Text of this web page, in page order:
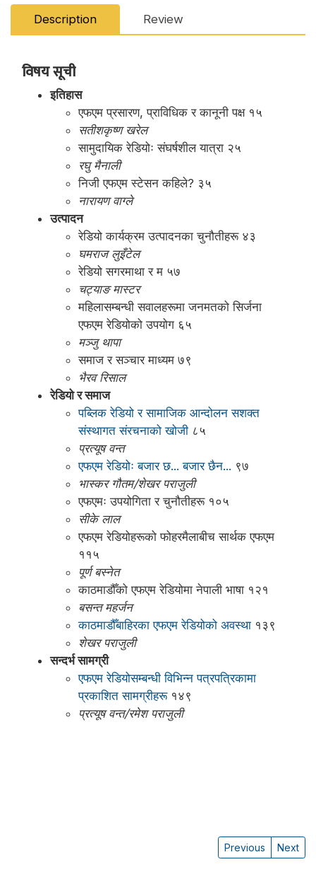
Description Review
विषय सूची
इतिहास
एफएम प्रसारण, प्राविधिक र कानूनी पक्ष १५
सतीशकृष्ण खरेल
सामुदायिक रेडियोः संघर्षशील यात्रा २५
रघु मैनाली
निजी एफएम स्टेसन कहिले? ३५
नारायण वाग्ले
उत्पादन
रेडियो कार्यक्रम उत्पादनका चुनौतीहरू ४३
घमराज लुइँटेल
रेडियो सगरमाथा र म ५७
चट्याङ मास्टर
महिलासम्बन्धी सवालहरूमा जनमतको सिर्जना
एफएम रेडियोको उपयोग ६५
मञ्जु थापा
समाज र सञ्चार माध्यम ७९
भैरव रिसाल
रेडियो र समाज
पब्लिक रेडियो र सामाजिक आन्दोलन सशक्त
संस्थागत संरचनाको खोजी ८५
प्रत्यूष वन्त
एफएम रेडियोः बजार छ... बजार छैन... ९७
भास्कर गौतम/शेखर पराजुली
एफएमः उपयोगिता र चुनौतीहरू १०५
सीके लाल
एफएम रेडियोहरूको फोहरमैलाबीच सार्थक एफएम
११५
पूर्ण बस्नेत
काठमाडौँको एफएम रेडियोमा नेपाली भाषा १२१
बसन्त महर्जन
काठमाडौँबाहिरका एफएम रेडियोको अवस्था १३९
शेखर पराजुली
सन्दर्भ सामग्री
एफएम रेडियोसम्बन्धी विभिन्न पत्रपत्रिकामा
प्रकाशित सामग्रीहरू१४९
प्रत्यूष वन्त/रमेश पराजुली
Previous Next